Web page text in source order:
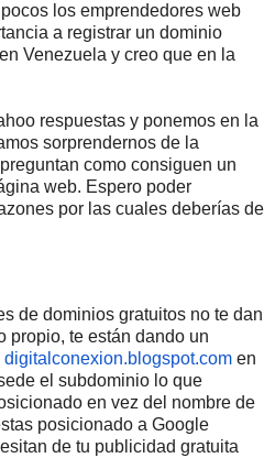
los emprendedores web
a registrar un dominio
Venezuela y creo que en la
respuestas y ponemos en la
sorprendernos de la
como consiguen un
web. Espero poder
por las cuales deberías de
de dominios gratuitos no te dan
propio, te están dando un
digitalconexion.blogspot.com en
el subdominio lo que
en vez del nombre de
posicionado a Google
de tu publicidad gratuita